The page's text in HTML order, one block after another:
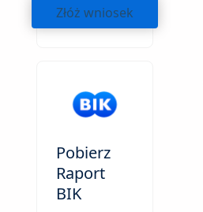
Złóż wniosek
Pobierz
Raport
BIK